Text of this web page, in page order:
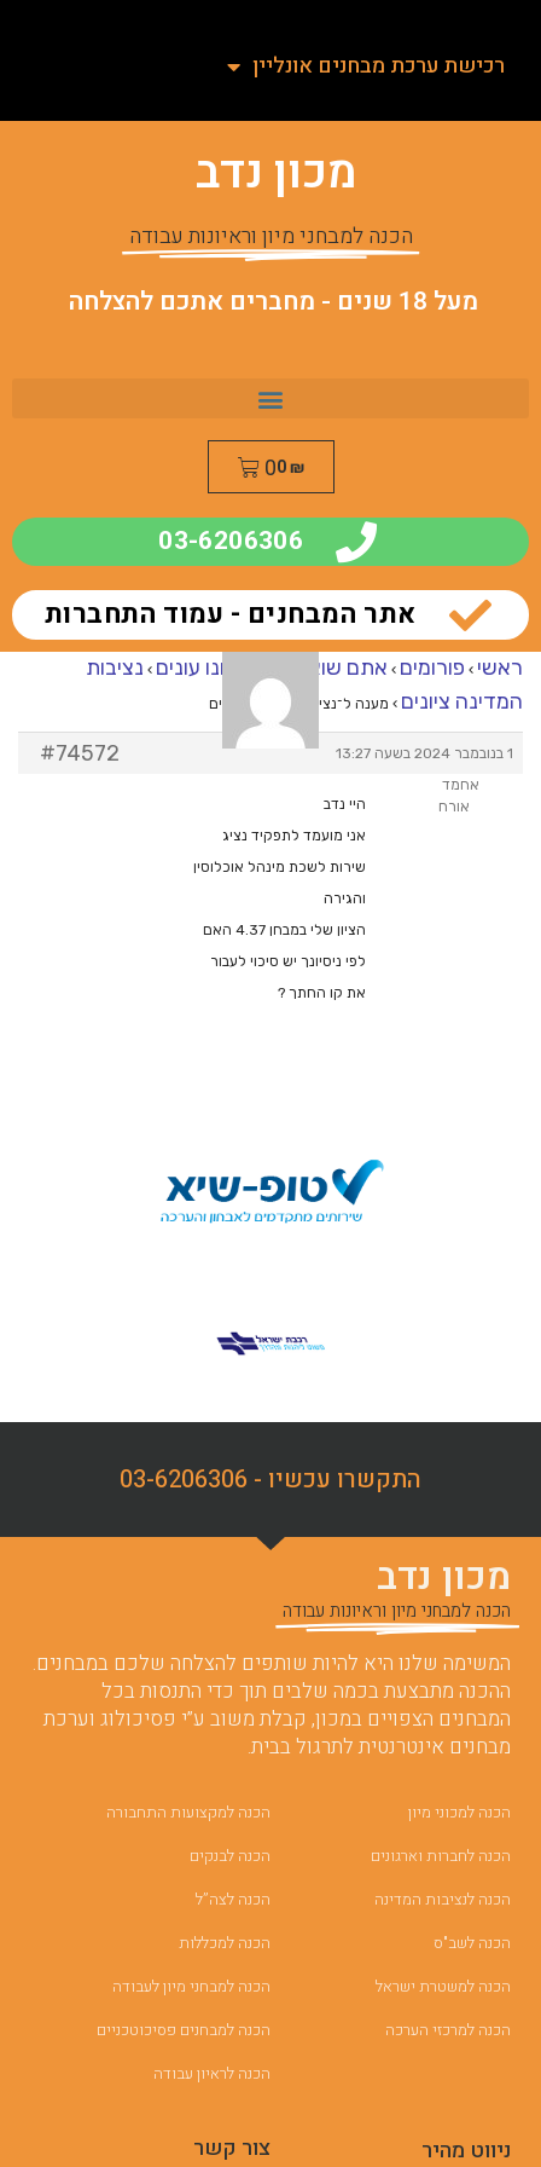
רכישת ערכת מבחנים אונליין
מכון נדב
הכנה למבחני מיון וראיונות עבודה
מעל 18 שנים - מחברים אתכם להצלחה
0₪
0
03-6206306
אתר המבחנים - עמוד התחברות
ראשי › פורומים › אתם שואלים – אנחנו עונים › נציבות
המדינה ציונים › מענה ל־נציבות המדינה ציונים
1 בנובמבר 2024 בשעה 13:27 #74572
אחמד
אורח
היי נדב
אני מועמד לתפקיד נציג
שירות לשכת מינהל אוכלוסין
והגירה
הציון שלי במבחן 4.37 האם
לפי ניסיונך יש סיכוי לעבור
את קו החתך ?
התקשרו עכשיו - 03-6206306
מכון נדב
הכנה למבחני מיון וראיונות עבודה
המשימה שלנו היא להיות שותפים להצלחה שלכם במבחנים.
ההכנה מתבצעת בכמה שלבים תוך כדי התנסות בכל
המבחנים הצפויים במכון, קבלת משוב ע”י פסיכולוג וערכת
מבחנים אינטרנטית לתרגול בבית.
הכנה למכוני מיון
הכנה לחברות וארגונים
הכנה לנציבות המדינה
הכנה לשב"ס
הכנה למשטרת ישראל
הכנה למרכזי הערכה
הכנה למקצועות התחבורה
הכנה לבנקים
הכנה לצה”ל
הכנה למכללות
הכנה למבחני מיון לעבודה
הכנה למבחנים פסיכוטכניים
הכנה לראיון עבודה
ניווט מהיר צור קשר